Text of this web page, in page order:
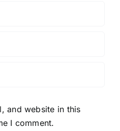
and website in this
I comment.